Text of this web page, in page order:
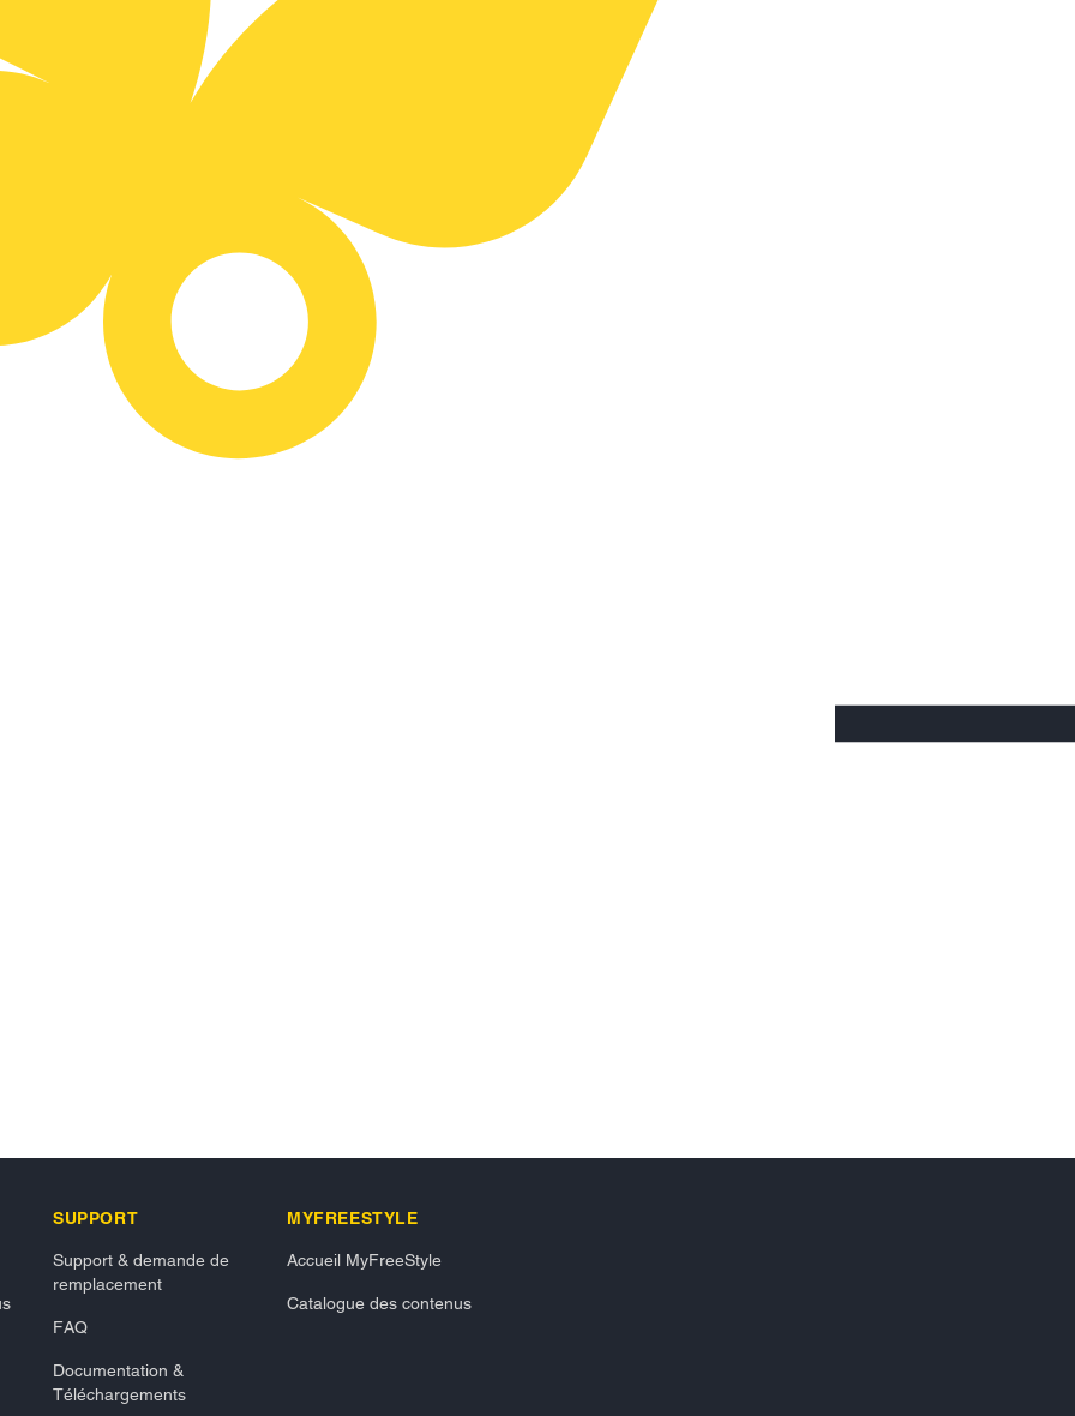
SUPPORT
Support & demande de
remplacement
FAQ
Documentation &
Téléchargements
MYFREESTYLE
Accueil MyFreeStyle
Catalogue des contenus